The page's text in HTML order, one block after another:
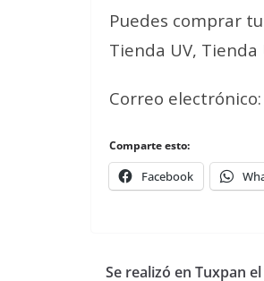
Puedes comprar
Tienda UV,
Correo
Comparte esto:
Facebook
Se realizó en Tuxpan